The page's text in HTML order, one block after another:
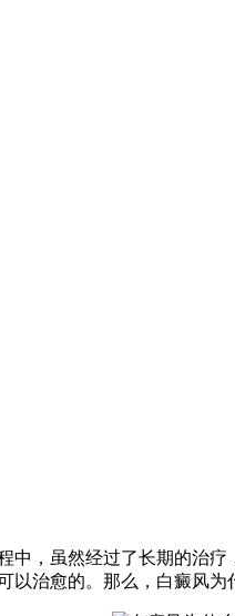
中，虽然经过了长期的治
以治愈的。那么，白癜风为